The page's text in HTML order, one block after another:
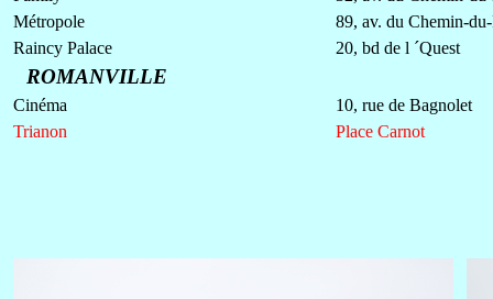
Métropole
89, av. du Chemin-
Raincy Palace
20, bd de l ´Quest
ROMANVILLE
Cinéma
10, rue de Bagnolet
Trianon
Place Carnot